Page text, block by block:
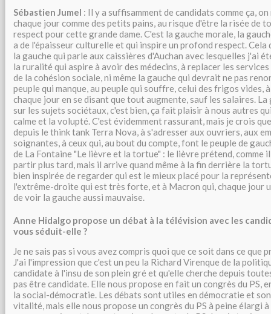
Sébastien Jumel : Il y a suffisamment de candidats comme ça,
chaque jour comme des petits pains, au risque d'être la risée de
respect pour cette grande dame. C'est la gauche morale, la
a de l'épaisseur culturelle et qui inspire un profond respect. Cela
la gauche qui parle aux caissières d'Auchan avec lesquelles j'ai
la ruralité qui aspire à avoir des médecins, à replacer les
de la cohésion sociale, ni même la gauche qui devrait ne pas
peuple qui manque, au peuple qui souffre, celui des frigos vides,
chaque jour en se disant que tout augmente, sauf les salaires. La
sur les sujets sociétaux, c'est bien, ça fait plaisir à nous autres
calme et la volupté. C'est évidemment rassurant, mais je crois
depuis le think tank Terra Nova, à s'adresser aux ouvriers, aux
soignantes, à ceux qui, au bout du compte, font le peuple de
de La Fontaine "Le lièvre et la tortue" : le lièvre prétend, comme
partir plus tard, mais il arrive quand même à la fin derrière la
bien inspirée de regarder qui est le mieux placé pour la
l'extrême-droite qui est très forte, et à Macron qui, chaque jour
de voir la gauche aussi mauvaise.
Anne Hidalgo propose un débat à la télévision avec les
vous séduit-elle ?
Je ne sais pas si vous avez compris quoi que ce soit dans ce que
J'ai l'impression que c'est un peu la Richard Virenque de la
candidate à l'insu de son plein gré et qu'elle cherche depuis
pas être candidate. Elle nous propose en fait un congrès du PS,
la social-démocratie. Les débats sont utiles en démocratie et
vitalité, mais elle nous propose un congrès du PS à peine élargi